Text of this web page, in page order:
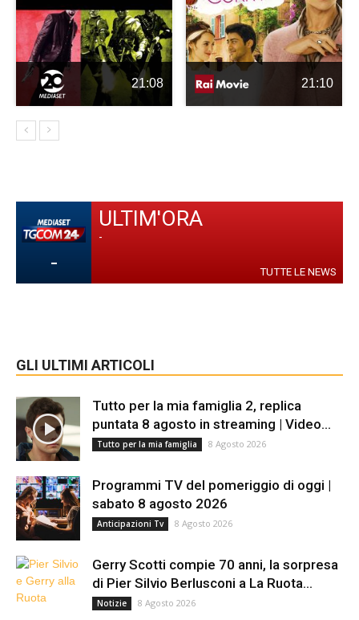
21:08 21:10
-
ULTIM'ORA
-
TUTTE LE NEWS
GLI ULTIMI ARTICOLI
Tutto per la mia famiglia 2, replica
puntata 8 agosto in streaming | Video...
Tutto per la mia famiglia 8 Agosto 2026
Programmi TV del pomeriggio di oggi |
sabato 8 agosto 2026
Anticipazioni Tv 8 Agosto 2026
Gerry Scotti compie 70 anni, la sorpresa
di Pier Silvio Berlusconi a La Ruota...
Notizie 8 Agosto 2026